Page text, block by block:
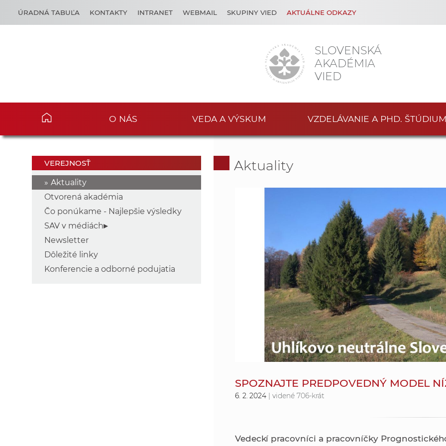
SLOVENSKÁ
AKADÉMIA
VIED
ÚRADNÁ TABUĽA KONTAKTY INTRANET WEBMAIL SKUPINY VIED AKTUÁLNE ODKAZY
O NÁS VEDA A VÝSKUM VZDELÁVANIE A PHD. ŠTÚDIUM
VEREJNOSŤ
Aktuality
Otvorená akadémia
Čo ponúkame - Najlepšie výsledky
SAV v médiách
Newsletter
Dôležité linky
Konferencie a odborné podujatia
Aktuality
SPOZNAJTE PREDPOVEDNÝ MODEL
6. 2. 2024 | videné 706-krát
Vedeckí pracovníci a pracovníčky